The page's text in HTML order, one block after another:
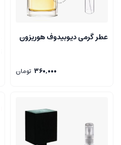
عطر گرمی دیوبیدوف هوریزون
360,000 تومان